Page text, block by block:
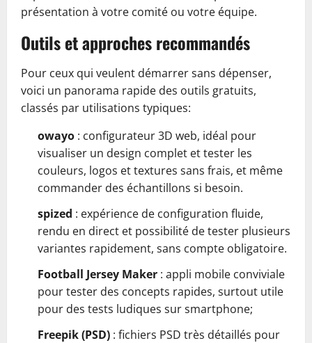
présentation à votre comité ou votre équipe.
Outils et approches recommandés
Pour ceux qui veulent démarrer sans dépenser,
voici un panorama rapide des outils gratuits,
classés par utilisations typiques:
owayo : configurateur 3D web, idéal pour
visualiser un design complet et tester les
couleurs, logos et textures sans frais, et même
commander des échantillons si besoin.
spized : expérience de configuration fluide,
rendu en direct et possibilité de tester plusieurs
variantes rapidement, sans compte obligatoire.
Football Jersey Maker : appli mobile conviviale
pour tester des concepts rapides, surtout utile
pour des tests ludiques sur smartphone;
Freepik (PSD) : fichiers PSD très détaillés pour